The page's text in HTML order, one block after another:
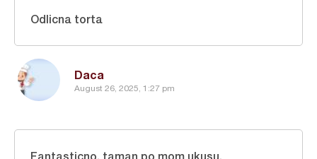
Daca
August 26, 2025, 1:27 pm
Odlicna torta
Fantasticno, taman po mom ukusu.